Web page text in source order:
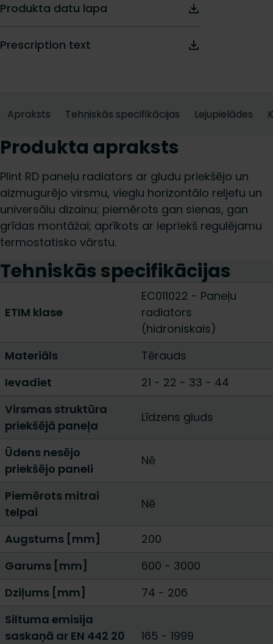
Produkta datu lapa
Prescription text
Apraksts Tehniskās specifikācijas Lejupielādes
Produkta apraksts
Plint RD paneļu radiators ar gludu priekšējo un
aizmugurējo virsmu, vieglu horizontālo reljefu un
universālu dizainu; piemērots gan sienas, gan
grīdas montāžai; aprīkots ar iepriekš regulējamu
termostatisko vārstu.
Tehniskās specifikācijas
ETIM klase
EC011022 - Paneļu
radiators
(hidroniskais)
Materiāls
Tērauds
Ievadiet
21 - 22 - 33 - 44
Virsmas struktūra
priekšējā paneļa
Līdzens gluds
Ūdens nesējo
priekšējo paneli
Nē
Piemērots mitrai
telpai
Nē
Augstums [mm]
200
Garums [mm]
600 - 3000
Dziļums [mm]
74 - 206
Siltuma emisija
saskaņā ar EN 442 20
165 - 1999